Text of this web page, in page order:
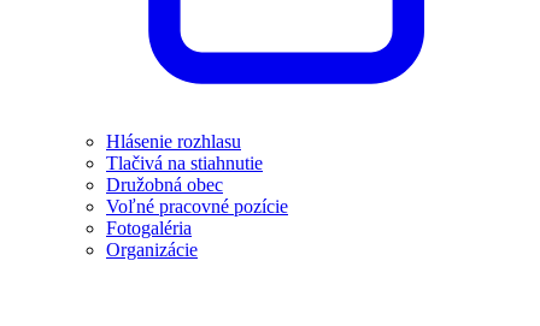
Hlásenie rozhlasu
Tlačivá na stiahnutie
Družobná obec
Voľné pracovné pozície
Fotogaléria
Organizácie